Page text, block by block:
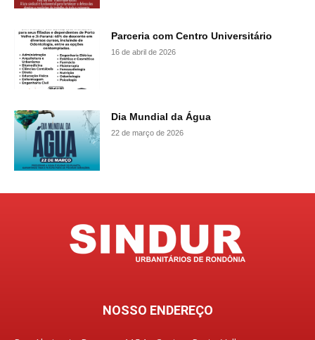
Parceria com Centro Universitário
16 de abril de 2026
Dia Mundial da Água
22 de março de 2026
NOSSO ENDEREÇO